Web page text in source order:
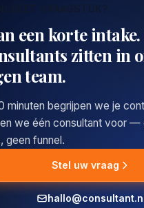
VRAAGSTUK?
een korte intake.
zitten in
team.
minuten begrijpen we je
we één consultant voor —
geen funnel.
Stel uw vraag